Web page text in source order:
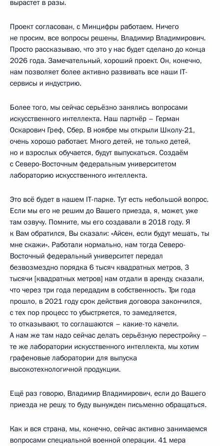
вырастет в разы.
Проект согласован, с Минцифры работаем. Ничего
не просим, все вопросы решены, Владимир Владимирович.
Просто рассказываю, что это у нас будет сделано до конца
2026 года. Замечательный, хороший проект. Он, конечно,
нам позволяет более активно развивать все наши IT-
сервисы и индустрию.
Более того, мы сейчас серьёзно занялись вопросами
искусственного интеллекта. Наш партнёр – Герман
Оскарович Греф, Сбер. В ноябре мы открыли Школу-21,
очень хорошо работает. Много детей, не только детей,
но и взрослых обучается, будут выпускаться. Создаём
с Северо-Восточным федеральным университетом
лабораторию искусственного интеллекта.
Это всё будет в нашем IT-парке. Тут есть небольшой вопрос.
Если мы его не решим до Вашего приезда, я, может, уже
там озвучу. Помните, мы его создавали в 2018 году. Я
к Вам обратился, Вы сказали: «Айсен, если будут мешать, ты
мне скажи». Работали нормально, нам тогда Северо-
Восточный федеральный университет передал
безвозмездно порядка 6 тысяч квадратных метров, 3
тысячи [квадратных метров] нам отдали в аренду, сказали,
что через три года передадим в собственность. Три года
прошло, в 2021 году срок действия договора закончился,
с тех пор процесс то убыстряется, то замедляется,
то отказывают, то соглашаются – какие-то качели.
А нам же там надо сейчас делать серьёзную перестройку –
те же лаборатории искусственного интеллекта, мы хотим
графеновые лаборатории для выпуска
высокотехнологичной продукции.
Ещё раз говорю, Владимир Владимирович, если до Вашего
приезда не решу, то буду вынужден письменно обращаться.
Как и вся страна, мы, конечно, сейчас активно занимаемся
вопросами специальной военной операции. 41 мера